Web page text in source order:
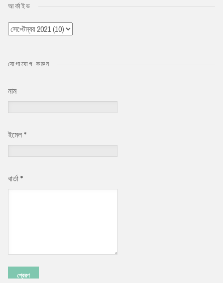
আর্কাইভ
যোগাযোগ করুন
নাম
ইমেল*
বার্তা*